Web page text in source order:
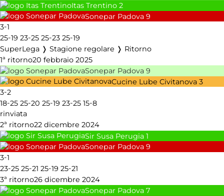
Itas Trentino 2
Sonepar Padova 9
3-1
25-19 23-25 25-23 25-19
SuperLega ❭ Stagione regolare ❭ Ritorno
1ª ritorno20 febbraio 2025
Sonepar Padova 9
Cucine Lube Civitanova 3
3-2
18-25 25-20 25-19 23-25 15-8
rinviata
2ª ritorno22 dicembre 2024
Sir Susa Perugia 1
Sonepar Padova 9
3-1
23-25 25-21 25-19 25-21
3ª ritorno26 dicembre 2024
Sonepar Padova 7